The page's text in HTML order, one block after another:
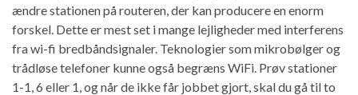
ændre stationen på routeren, der kan producere en enorm
forskel. Dette er mest set i mange lejligheder med interferens
fra wi-fi bredbåndsignaler. Teknologier som mikrobølger og
trådløse telefoner kunne også begræns WiFi. Prøv stationer
1-1, 6 eller 1, og når de ikke får jobbet gjort, skal du gå til to